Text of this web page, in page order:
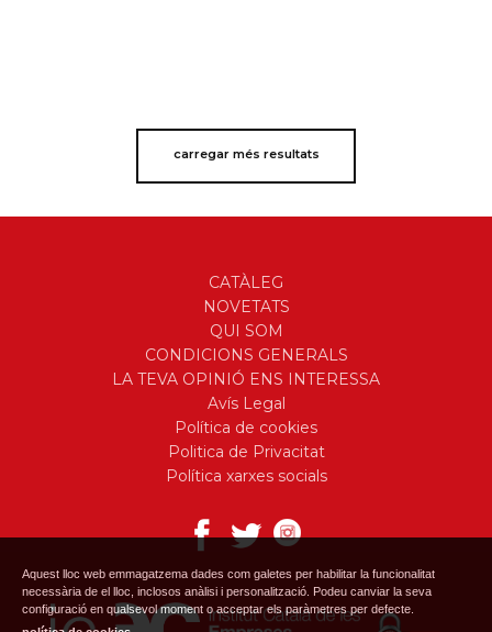
carregar més resultats
CATÀLEG
NOVETATS
QUI SOM
CONDICIONS GENERALS
LA TEVA OPINIÓ ENS INTERESSA
Avís Legal
Política de cookies
Politica de Privacitat
Política xarxes socials
Aquest lloc web emmagatzema dades com galetes per habilitar la funcionalitat
necessària de el lloc, inclosos anàlisi i personalització. Podeu canviar la seva
configuració en qualsevol moment o acceptar els paràmetres per defecte.